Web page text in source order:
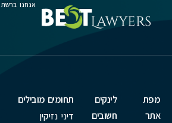
אנחנו ברשת
מפת
אתר
לינקים
חשובים
תחומים מובילים
דיני נזיקין